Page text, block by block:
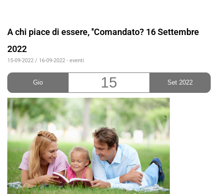
A chi piace di essere, ''Comandato? 16 Settembre
2022
15-09-2022 / 16-09-2022 - eventi
Gio 15 Set 2022